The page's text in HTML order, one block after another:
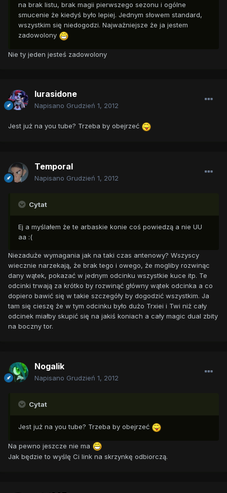
na brak listu, brak magii pierwszego sezonu i ogólne
smucenie że kiedyś było lepiej. Jednym słowem standard,
wszystkim się niedogodzi. Najważniejsze że ja jestem
zadowolony
Nie ty jeden jesteś zadowolony
lurasidone
Napisano Grudzień 1, 2012
Jest już na you tube? Trzeba by obejrzeć
Temporal
Napisano Grudzień 1, 2012
Cytat
Ej a myślałem że te arbaskie konie coś powiedzą a nie UU
aa :(
Niezaduże wymagania jak na taki czas antenowy? Wszyscy
wiecznie narzekają, że brak tego i owego, że mogliby rozwinąc
dany wątek, pokazać w jednym odcinku wszystkie kuce itp. Te
odcinki trwają za krótko by rozwinąć główny wątek odcinka a co
dopiero bawić się w takie szczegóły by dogodzić wszystkim. Ja
tam się cieszę że w tym odcinku było dużo Trxiei i Twi niż cały
odcinek miałby skupić się na jakiś koniach a cały magic dual zbity
na boczny tor.
Nogalik
Napisano Grudzień 1, 2012
Cytat
Jest już na you tube? Trzeba by obejrzeć
Na pewno jeszcze nie ma
Jak będzie to wyślę Ci link na skrzynkę odbiorczą.